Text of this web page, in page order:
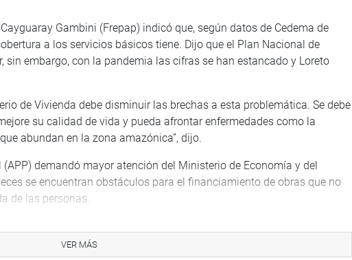
Gambini (Frepap) indicó que, según datos de Cedema de
a los servicios básicos tiene. Dijo que el Plan Nacional de
sin embargo, con la pandemia las cifras se han estancado y Loreto
de Vivienda debe disminuir las brechas a esta problemática. Se debe
su calidad de vida y pueda afrontar enfermedades como la
abundan en la zona amazónica”, dijo.
demandó mayor atención del Ministerio de Economía y del
se encuentran obstáculos para el financiamiento de obras que no
de las personas.
no hay presupuesto para el financiamiento de las obras”, indicó.
VER MÁS